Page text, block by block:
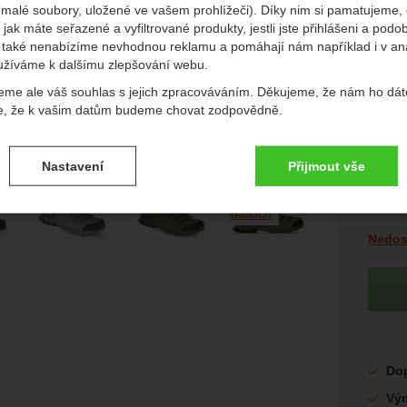
soubory, uložené ve vašem prohlížeči). Díky nim si pamatujeme,
máte seřazené a vyfiltrované produkty, jestli jste přihlášeni a
nenabízíme nevhodnou reklamu a pomáhají nám například i v
k dalšímu zlepšování webu.
ale váš souhlas s jejich zpracováváním. Děkujeme, že nám ho
že k vašim datům budeme chovat zodpovědně.
souhlasů s kategoriemi cookies
- bez těchto cookies náš web nebude fungovat.
cookies vám práci s naším webem dokážeme ještě zpříjemnit.
vaše nastavení, mohou vám pomoci s vyplňováním formulářů,
abychom věděli, jak se na webu chováte, a mohli náš web dále
Nastavení Přijmout vše
dalších
3